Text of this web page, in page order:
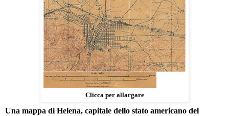
Clicca per allargare
Una mappa di Helena, capitale dello stato americano del